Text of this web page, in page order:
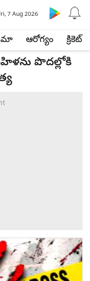
ఆరోగ్యం క్రికెట్
7 Aug 2026
పొదల్లోకి